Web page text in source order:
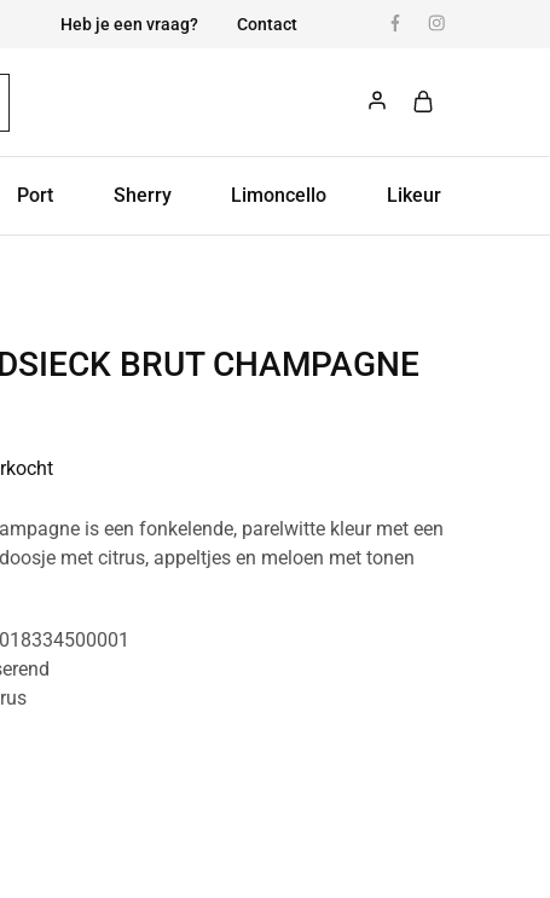
Heb je een vraag? Contact
Port Sherry Limoncello Likeur
BRUT CHAMPAGNE
is een fonkelende, parelwitte kleur met een
met citrus, appeltjes en meloen met tonen